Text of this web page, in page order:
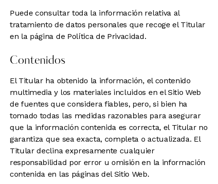
Puede consultar toda la información relativa al
tratamiento de datos personales que recoge el Titular
en la página de Política de Privacidad.
Contenidos
El Titular ha obtenido la información, el contenido
multimedia y los materiales incluidos en el Sitio Web
de fuentes que considera fiables, pero, si bien ha
tomado todas las medidas razonables para asegurar
que la información contenida es correcta, el Titular no
garantiza que sea exacta, completa o actualizada. El
Titular declina expresamente cualquier
responsabilidad por error u omisión en la información
contenida en las páginas del Sitio Web.